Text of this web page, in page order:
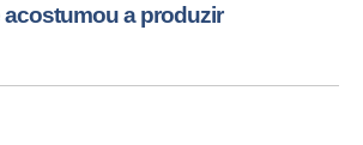
acostumou a produzir